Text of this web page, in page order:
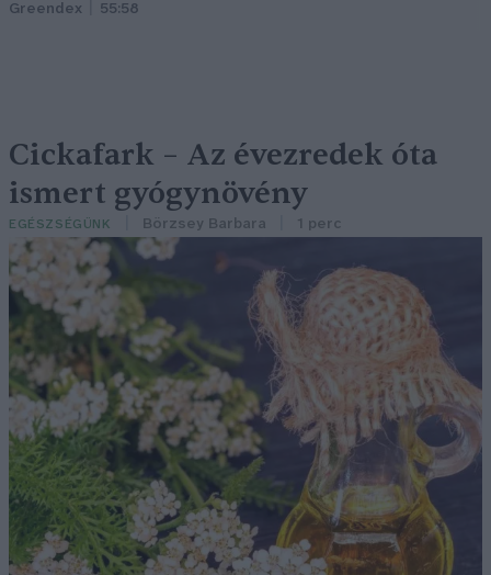
Greendex 55:58
Cickafark – Az évezredek óta
ismert gyógynövény
EGÉSZSÉGÜNK Börzsey Barbara 1 perc